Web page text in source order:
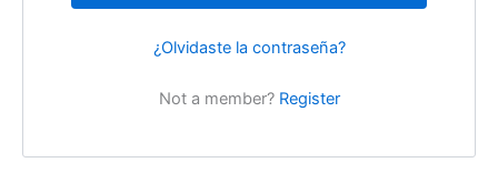
¿Olvidaste la contraseña?
Not a member? Register